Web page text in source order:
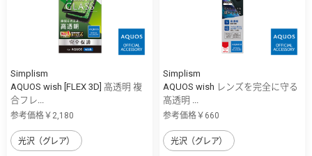
Simplism
AQUOS wish [FLEX 3D] 高透明 複
合フレ...
参考価格￥2,180
光沢（グレア）
Simplism
AQUOS wish レンズを完全に守る
高透明 ...
参考価格￥660
光沢（グレア）